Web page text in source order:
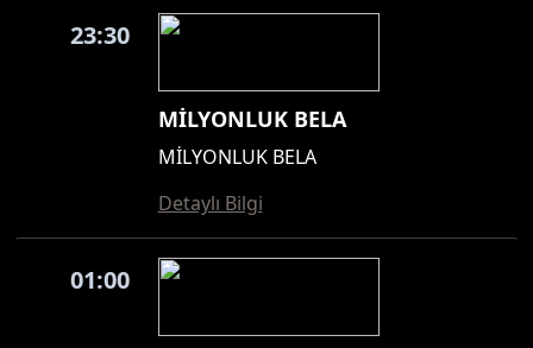
23:30
MİLYONLUK BELA
MİLYONLUK BELA
Detaylı Bilgi
01:00